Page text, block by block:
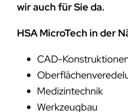
wir auch für Sie da.
HSA MicroTech in der
CAD-
Medizintechnik
Werkzeugbau